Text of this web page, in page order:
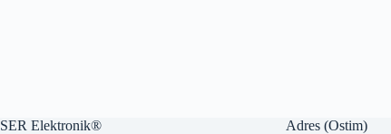
SER Elektronik® Adres (Ostim)